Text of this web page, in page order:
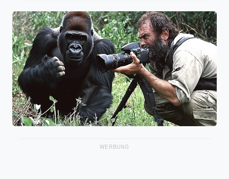
WERBUNG